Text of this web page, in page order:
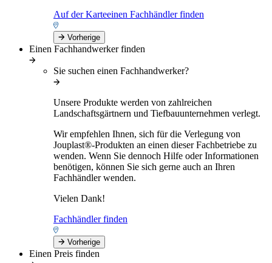
Auf der Karteeinen Fachhändler finden
Vorherige
Einen Fachhandwerker finden
Sie suchen einen Fachhandwerker?
Unsere Produkte werden von zahlreichen
Landschaftsgärtnern und Tiefbauunternehmen verlegt.
Wir empfehlen Ihnen, sich für die Verlegung von
Jouplast®-Produkten an einen dieser Fachbetriebe zu
wenden. Wenn Sie dennoch Hilfe oder Informationen
benötigen, können Sie sich gerne auch an Ihren
Fachhändler wenden.
Vielen Dank!
Fachhändler finden
Vorherige
Einen Preis finden